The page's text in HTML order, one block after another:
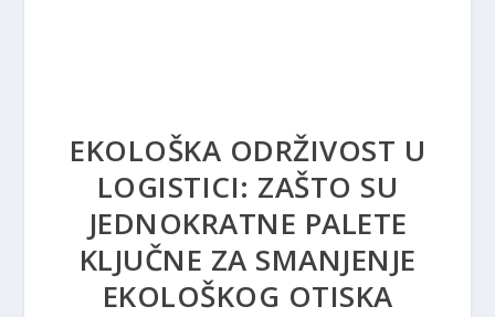
EKOLOŠKA ODRŽIVOST U
LOGISTICI: ZAŠTO SU
JEDNOKRATNE PALETE
KLJUČNE ZA SMANJENJE
EKOLOŠKOG OTISKA